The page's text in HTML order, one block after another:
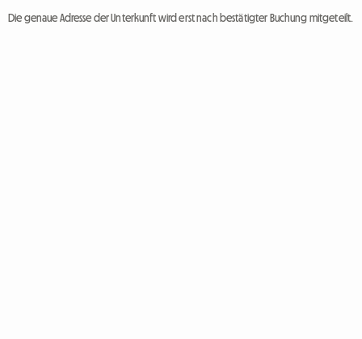
Die genaue Adresse der Unterkunft wird erst nach bestätigter Buchung mitgeteilt.